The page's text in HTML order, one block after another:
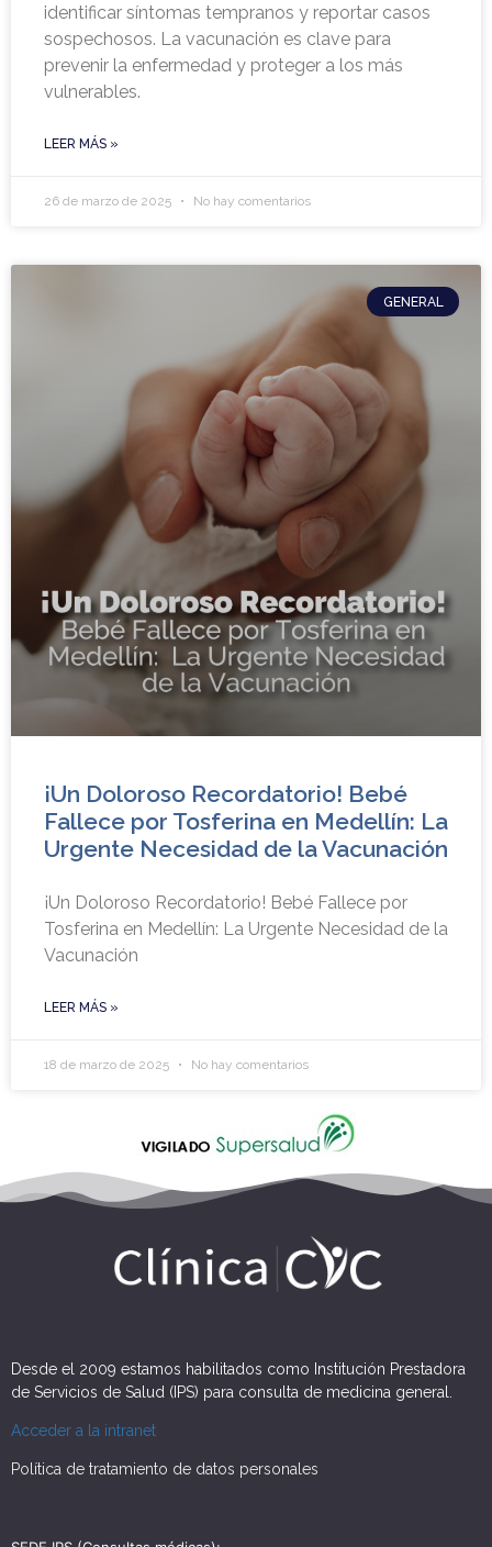
identificar síntomas tempranos y reportar casos
sospechosos. La vacunación es clave para
prevenir la enfermedad y proteger a los más
vulnerables.
LEER MÁS »
26 de marzo de 2025 No hay comentarios
GENERAL
¡Un Doloroso Recordatorio! Bebé
Fallece por Tosferina en Medellín: La
Urgente Necesidad de la Vacunación
¡Un Doloroso Recordatorio! Bebé Fallece por
Tosferina en Medellín: La Urgente Necesidad de la
Vacunación
LEER MÁS »
18 de marzo de 2025 No hay comentarios
Desde el 2009 estamos habilitados como Institución Prestadora
de Servicios de Salud (IPS) para consulta de medicina general.
Acceder a la intranet
Política de tratamiento de datos personales